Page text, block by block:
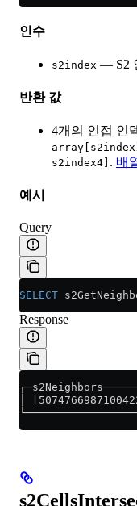
인수
s2index — S2
반환 값
4개의 인접 인
s2index4] . 배
예시
Query
SELECT
Response
│